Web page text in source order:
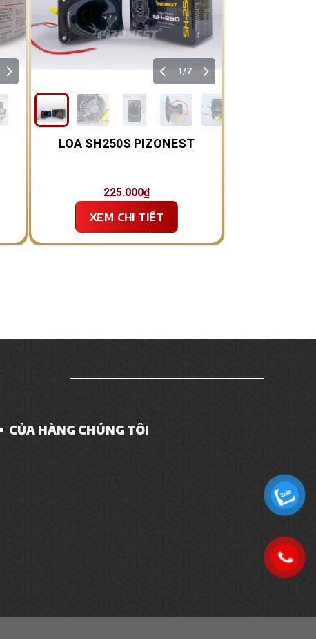
1/7
LOA SH250S PIZONEST
225.000₫
XEM CHI TIẾT
CỦA HÀNG CHÚNG TÔI